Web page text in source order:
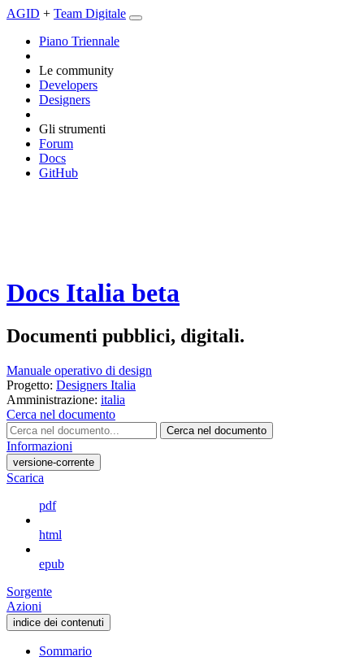
AGID + Team Digitale
Piano Triennale
Le community
Developers
Designers
Gli strumenti
Forum
Docs
GitHub
Docs Italia beta
Documenti pubblici, digitali.
Manuale operativo di design
Progetto: Designers Italia
Amministrazione: italia
Cerca nel documento
Cerca nel documento
Informazioni
versione-corrente
Scarica
pdf
html
epub
Sorgente
Azioni
indice dei contenuti
Sommario